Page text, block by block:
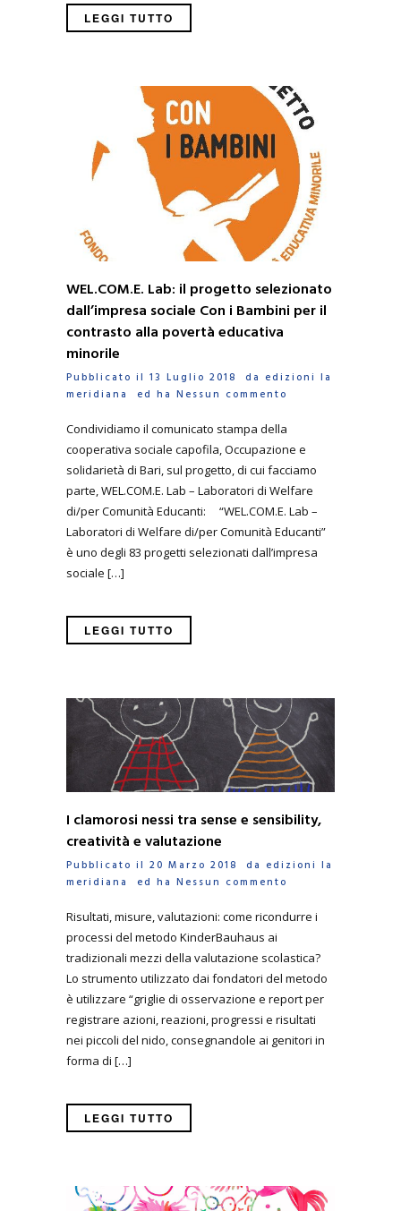
LEGGI TUTTO
WEL.COM.E. Lab: il progetto selezionato
dall’impresa sociale Con i Bambini per il
contrasto alla povertà educativa
minorile
Pubblicato il 13 Luglio 2018 da edizioni la
meridiana
ed ha Nessun commento
Condividiamo il comunicato stampa della
cooperativa sociale capofila, Occupazione e
solidarietà di Bari, sul progetto, di cui facciamo
parte, WEL.COM.E. Lab – Laboratori di Welfare
di/per Comunità Educanti: “WEL.COM.E. Lab –
Laboratori di Welfare di/per Comunità Educanti”
è uno degli 83 progetti selezionati dall’impresa
sociale […]
LEGGI TUTTO
I clamorosi nessi tra sense e sensibility,
creatività e valutazione
Pubblicato il 20 Marzo 2018 da edizioni la
meridiana
ed ha Nessun commento
Risultati, misure, valutazioni: come ricondurre i
processi del metodo KinderBauhaus ai
tradizionali mezzi della valutazione scolastica?
Lo strumento utilizzato dai fondatori del metodo
è utilizzare “griglie di osservazione e report per
registrare azioni, reazioni, progressi e risultati
nei piccoli del nido, consegnandole ai genitori in
forma di […]
LEGGI TUTTO